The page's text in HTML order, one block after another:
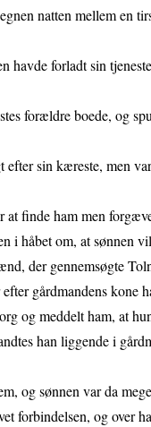
natten mellem en
havde forladt sin
forældre boede, og
sin kæreste, men
at finde ham men
i håbet om, at sønnen
der gennemsøgte
gårdmandens kone
og meddelt ham, at
han liggende i
og sønnen var da
forbindelsen, og over